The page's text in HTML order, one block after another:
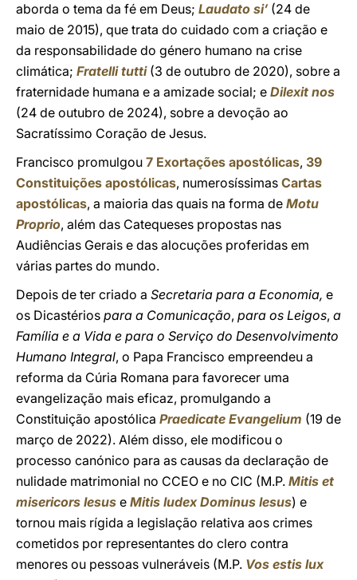
aborda o tema da fé em Deus; Laudato si’(24 de
maio de 2015), que trata do cuidado com a criação e
da responsabilidade do género humano na crise
climática; Fratelli tutti(3 de outubro de 2020), sobre a
fraternidade humana e a amizade social; e Dilexit nos
(24 de outubro de 2024), sobre a devoção ao
Sacratíssimo Coração de Jesus.
Francisco promulgou 7 Exortações apostólicas, 39
Constituições apostólicas, numerosíssimas Cartas
apostólicas, a maioria das quais na forma de Motu
Proprio, além das Catequeses propostas nas
Audiências Gerais e das alocuções proferidas em
várias partes do mundo.
Depois de ter criado a Secretaria para a Economia, e
os Dicastérios para a Comunicação, para os Leigos, a
Família e a Vida e para o Serviço do Desenvolvimento
Humano Integral, o Papa Francisco empreendeu a
reforma da Cúria Romana para favorecer uma
evangelização mais eficaz, promulgando a
Constituição apostólica Praedicate Evangelium (19 de
março de 2022). Além disso, ele modificou o
processo canónico para as causas da declaração de
nulidade matrimonial no CCEO e no CIC (M.P. Mitis et
misericors Iesus e Mitis Iudex Dominus Iesus) e
tornou mais rígida a legislação relativa aos crimes
cometidos por representantes do clero contra
menores ou pessoas vulneráveis ​​(M.P. Vos estis lux